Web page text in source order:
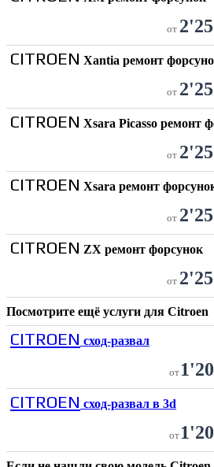
от
CITROEN Xantia ремонт
от
CITROEN Xsara Picasso ремонт
от
CITROEN Xsara ремонт
от
CITROEN ZX ремонт форсунок
от
Посмотрите ещё услуги для Citroen
CITROEN сход-развал
от
CITROEN сход-развал в 3d
от